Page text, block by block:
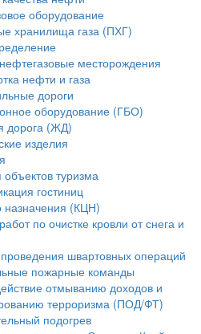
оборудование
хранилища газа (ПХГ)
месторождения
нефти и газа
дороги
оборудование (ГБО)
дорога (ЖД)
изделия
туризма
гостиниц
назначения (КЦН)
по очистке кровли от снега и
швартовных операций
пожарные команды
отмыванию доходов и
терроризма (ПОД/ФТ)
подогрев